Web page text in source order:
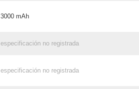
3000 mAh
especificación no registrada
especificación no registrada